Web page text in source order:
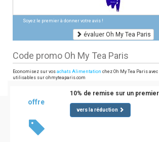
Soyez le premier à donner votre avis !
évaluer Oh My Tea Paris
Code promo Oh My Tea Paris
Economisez sur vos achats Alimentation chez Oh My Tea Paris
utilisables sur ohmyteaparis.com
offre
10% de remise sur un
vers la réduction